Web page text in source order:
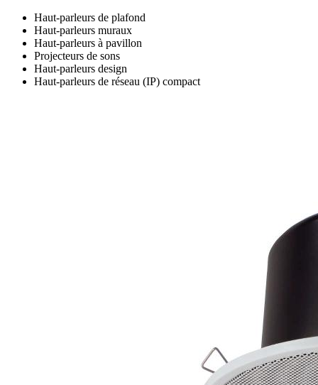
Haut-parleurs de plafond
Haut-parleurs muraux
Haut-parleurs à pavillon
Projecteurs de sons
Haut-parleurs design
Haut-parleurs de réseau (IP) compact